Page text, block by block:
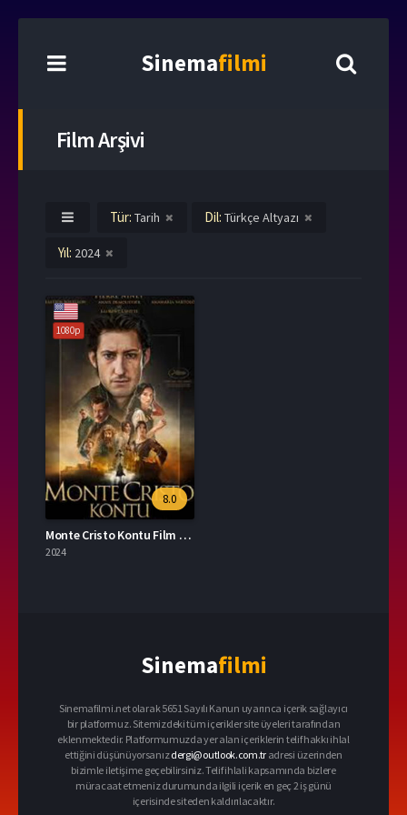
Sinemafilmi
Film Arşivi
Tür: Tarih Dil: Türkçe Altyazı
Yıl: 2024
1080p
8.0
Monte Cristo Kontu Film İzle
2024
Sinemafilmi
Sinemafilmi.net olarak 5651 Sayılı Kanun uyarınca içerik sağlayıcı
bir platformuz. Sitemizdeki tüm içerikler site üyeleri tarafından
eklenmektedir. Platformumuzda yer alan içeriklerin telif hakkı ihlal
ettiğini düşünüyorsanızdergi@outlook.com.tr adresi üzerinden
bizimle iletişime geçebilirsiniz. Telif ihlali kapsamında bizlere
müracaat etmeniz durumunda ilgili içerik en geç 2 iş günü
içerisinde siteden kaldırılacaktır.